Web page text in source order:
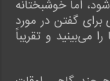
اما خوشبختانه
گفتن در مورد
می‌بینید و تقریباً